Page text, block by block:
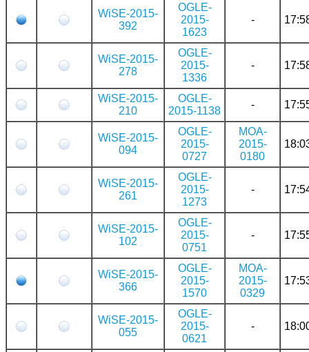
WiSE-2015-
392
OGLE-
2015-
1623
-
WiSE-2015-
278
OGLE-
2015-
1336
-
WiSE-2015-
210
OGLE-
2015-1138
-
WiSE-2015-
094
OGLE-
2015-
0727
MOA-
2015-
0180
WiSE-2015-
261
OGLE-
2015-
1273
-
WiSE-2015-
102
OGLE-
2015-
0751
-
WiSE-2015-
366
OGLE-
2015-
1570
MOA-
2015-
0329
WiSE-2015-
055
OGLE-
2015-
0621
-